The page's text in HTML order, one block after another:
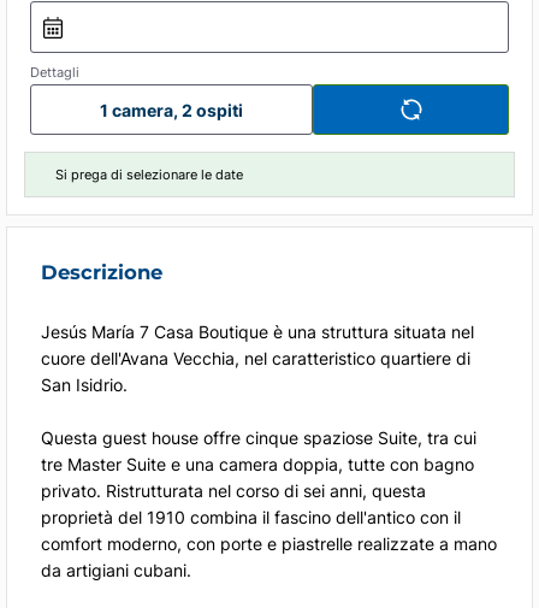
Dettagli
1 camera, 2 ospiti
Si prega di selezionare le date
Descrizione
Jesús María 7 Casa Boutique è una struttura situata nel
cuore dell'Avana Vecchia, nel caratteristico quartiere di
San Isidrio.
Questa guest house offre cinque spaziose Suite, tra cui
tre Master Suite e una camera doppia, tutte con bagno
privato. Ristrutturata nel corso di sei anni, questa
proprietà del 1910 combina il fascino dell'antico con il
comfort moderno, con porte e piastrelle realizzate a mano
da artigiani cubani.